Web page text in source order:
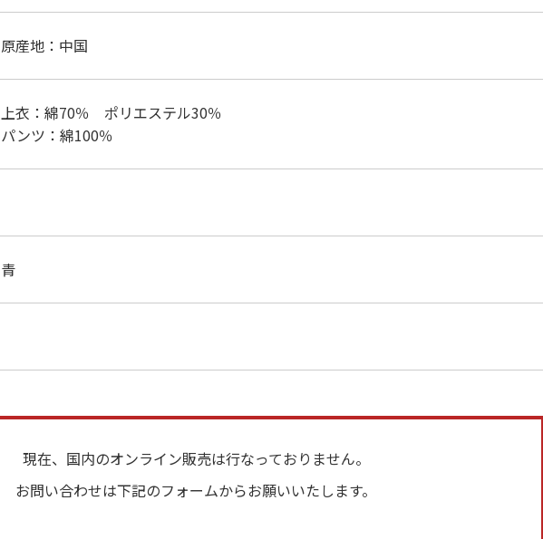
原産地：中国
上衣：綿70％ ポリエステル30％
パンツ：綿100％
青
現在、国内のオンライン販売は行なっておりません。
お問い合わせは下記のフォームからお願いいたします。